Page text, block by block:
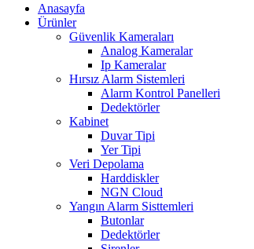
Anasayfa
Ürünler
Güvenlik Kameraları
Analog Kameralar
Ip Kameralar
Hırsız Alarm Sistemleri
Alarm Kontrol Panelleri
Dedektörler
Kabinet
Duvar Tipi
Yer Tipi
Veri Depolama
Harddiskler
NGN Cloud
Yangın Alarm Sisttemleri
Butonlar
Dedektörler